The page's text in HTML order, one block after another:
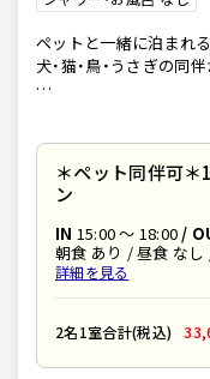
ペットと一緒に泊まれ
犬・猫・鳥・うさぎの同
2台くっついて並んで
す。
各サイトに足洗い場や
室内のペット用ケージ
お食事やトイレはケー
で、
２頭以上の場合は交代
＊ペット同伴可
ン
IN 15:00 〜 18:00/
朝食 あり / 昼食 なし
詳細を見る
2名1室合計(税込)